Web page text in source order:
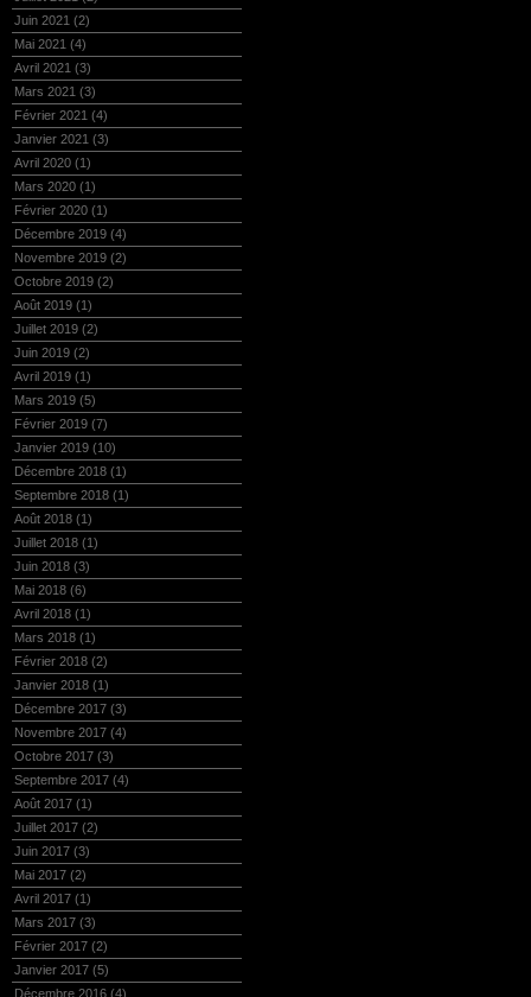
Juin 2021 (2)
Mai 2021 (4)
Avril 2021 (3)
Mars 2021 (3)
Février 2021 (4)
Janvier 2021 (3)
Avril 2020 (1)
Mars 2020 (1)
Février 2020 (1)
Décembre 2019 (4)
Novembre 2019 (2)
Octobre 2019 (2)
Août 2019 (1)
Juillet 2019 (2)
Juin 2019 (2)
Avril 2019 (1)
Mars 2019 (5)
Février 2019 (7)
Janvier 2019 (10)
Décembre 2018 (1)
Septembre 2018 (1)
Août 2018 (1)
Juillet 2018 (1)
Juin 2018 (3)
Mai 2018 (6)
Avril 2018 (1)
Mars 2018 (1)
Février 2018 (2)
Janvier 2018 (1)
Décembre 2017 (3)
Novembre 2017 (4)
Octobre 2017 (3)
Septembre 2017 (4)
Août 2017 (1)
Juillet 2017 (2)
Juin 2017 (3)
Mai 2017 (2)
Avril 2017 (1)
Mars 2017 (3)
Février 2017 (2)
Janvier 2017 (5)
Décembre 2016 (4)